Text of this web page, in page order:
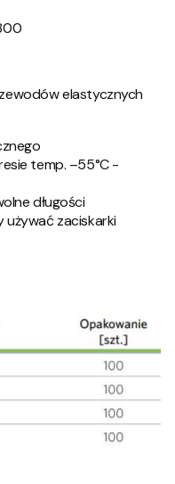
elastycznych
temp. –55°C -
długości
zaciskarki